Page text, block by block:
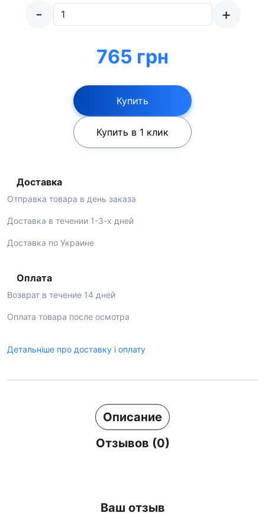
- +
765 грн
Купить
Купить в 1 клик
Доставка
Отправка товара в день заказа
Доставка в течении 1-3-х дней
Доставка по Украине
Оплата
Возврат в течение 14 дней
Оплата товара после осмотра
Детальніше про доставку і оплату
Описание
Отзывов (0)
Ваш отзыв